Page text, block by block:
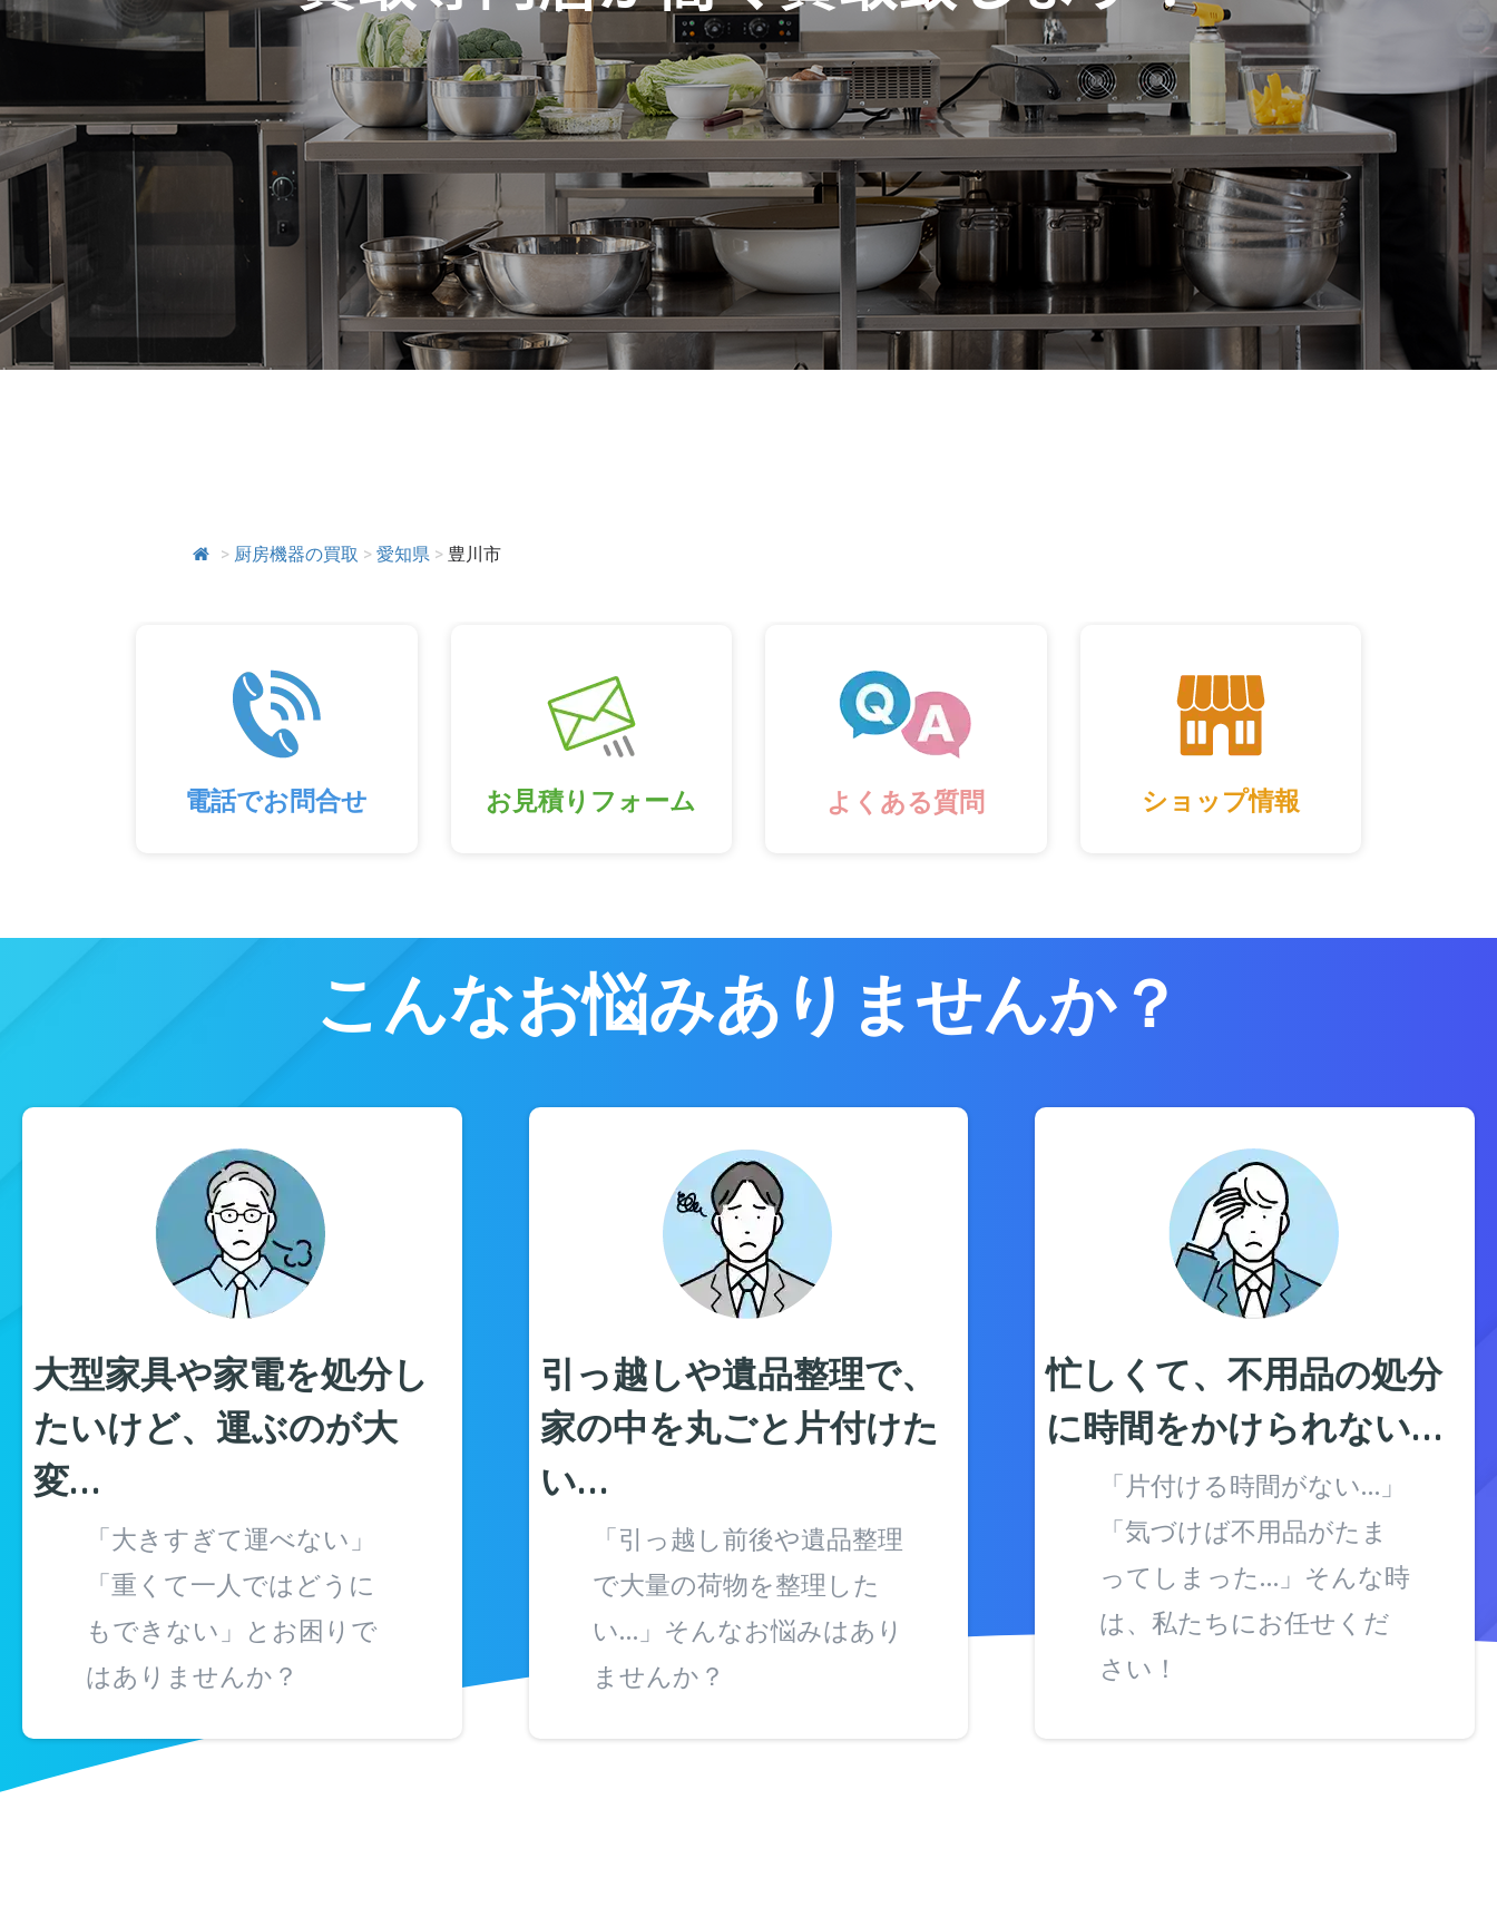
> 厨房機器の買取 > 愛知県 > 豊川市
電話でお問合せ お見積りフォーム よくある質問 ショップ情報
こんなお悩みありませんか？
大型家具や家電を処分し
たいけど、運ぶのが大
変…
「大きすぎて運べない」
「重くて一人ではどうに
もできない」とお困りで
はありませんか？
引っ越しや遺品整理で、
家の中を丸ごと片付けた
い…
「引っ越し前後や遺品整理
で大量の荷物を整理した
い…」そんなお悩みはあり
ませんか？
忙しくて、不用品の処分
に時間をかけられない…
「片付ける時間がない…」
「気づけば不用品がたま
ってしまった…」そんな時
は、私たちにお任せくだ
さい！